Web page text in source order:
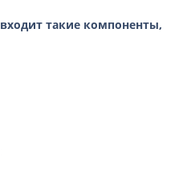
входит такие компоненты,